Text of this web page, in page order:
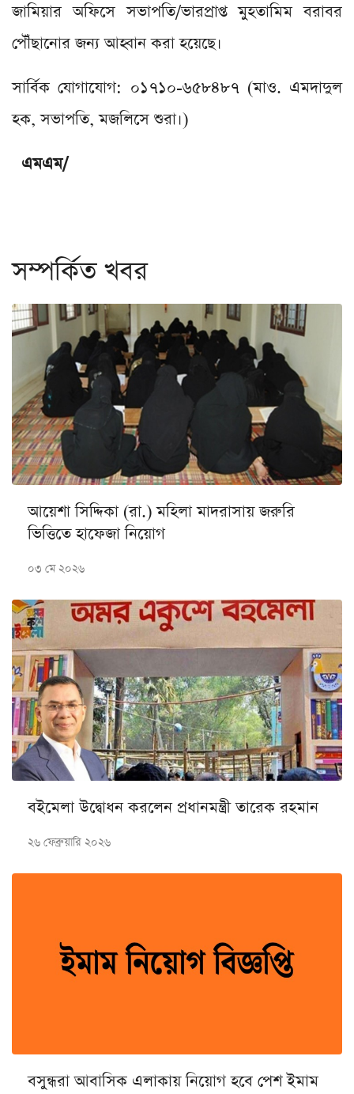
জামিয়ার অফিসে সভাপতি/ভারপ্রাপ্ত মুহতামিম বরাবর
পৌঁছানোর জন্য আহ্বান করা হয়েছে।
সার্বিক যোগাযোগ: ০১৭১০-৬৫৮৪৮৭ (মাও. এমদাদুল
হক, সভাপতি, মজলিসে শুরা।)
এমএম/
সম্পর্কিত খবর
আয়েশা সিদ্দিকা (রা.) মহিলা মাদরাসায় জরুরি
ভিত্তিতে হাফেজা নিয়োগ
০৩ মে ২০২৬
বইমেলা উদ্বোধন করলেন প্রধানমন্ত্রী তারেক রহমান
২৬ ফেব্রুয়ারি ২০২৬
বসুন্ধরা আবাসিক এলাকায় নিয়োগ হবে পেশ ইমাম